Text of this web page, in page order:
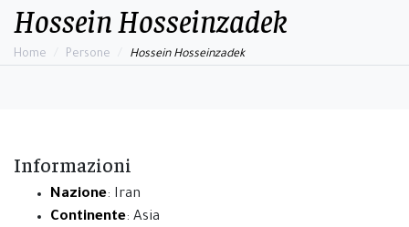
Hossein Hosseinzadek
Home Persone Hossein Hosseinzadek
Informazioni
Nazione: Iran
Continente: Asia